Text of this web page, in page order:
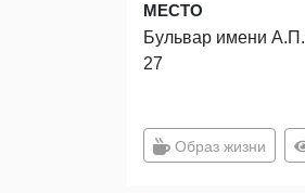
МЕСТО
Бульвар имени
27
Образ жизни